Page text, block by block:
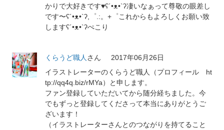
かりで大好きです♥ʕ´•ᴥ•`ʔ凄いなぁって尊敬の眼差し
です〜ʕ´•ᴥ•`ʔ,゜.:。+゜これからもよろしくお願い致
しますʕ´•ᴥ•`ʔぺこり
くらうど職人 さん
2017年06月26日
イラストレーターのくらうど職人（プロフィール ht
tp://qq4q.biz/rMYa）と申します。
ファン登録していただいてから随分経ちました。今
でもずっと登録してくださって本当にありがとうご
ざいます！
（イラストレーターさんとのつながりを持てること